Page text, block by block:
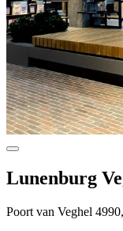
Lunenburg
Poort van Veghel